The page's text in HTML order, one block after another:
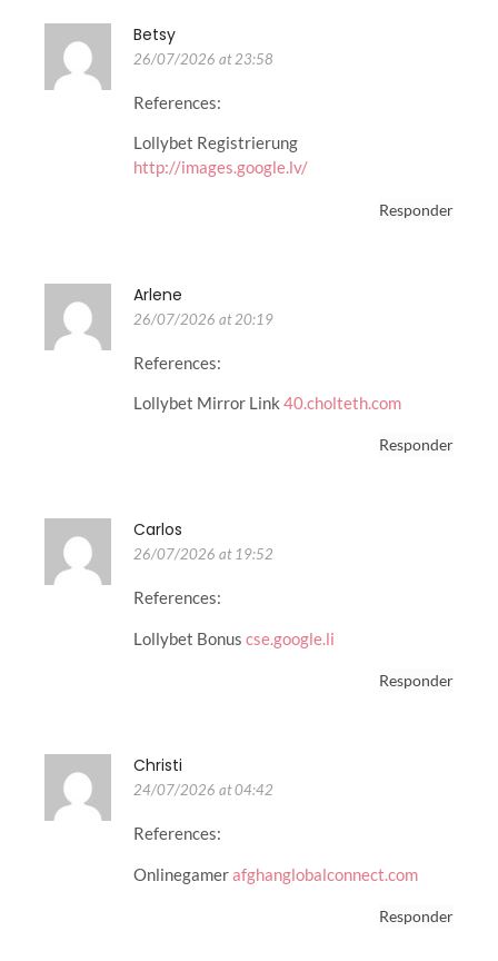
Betsy
26/07/2026 at 23:58
References:
Lollybet Registrierung
http://images.google.lv/
Responder
Arlene
26/07/2026 at 20:19
References:
Lollybet Mirror Link 40.cholteth.com
Responder
Carlos
26/07/2026 at 19:52
References:
Lollybet Bonus cse.google.li
Responder
Christi
24/07/2026 at 04:42
References:
Onlinegamerafghanglobalconnect.com
Responder